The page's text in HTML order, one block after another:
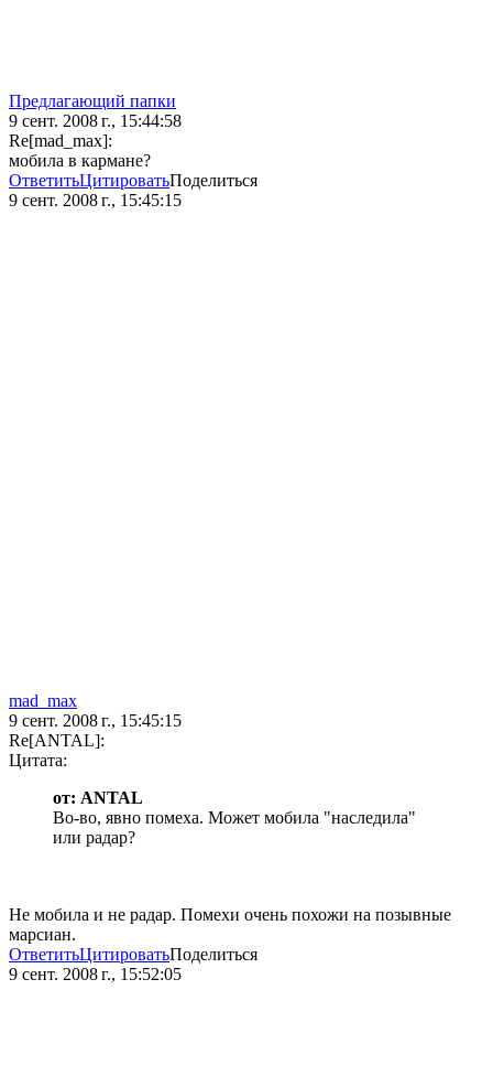
Предлагающий папки
9 сент. 2008 г., 15:44:58
Re[mad_max]:
мобила в кармане?
ОтветитьЦитироватьПоделиться
9 сент. 2008 г., 15:45:15
mad_max
9 сент. 2008 г., 15:45:15
Re[ANTAL]:
Цитата:
от: ANTAL
Во-во, явно помеха. Может мобила "наследила"
или радар?
Не мобила и не радар. Помехи очень похожи на позывные
марсиан.
ОтветитьЦитироватьПоделиться
9 сент. 2008 г., 15:52:05